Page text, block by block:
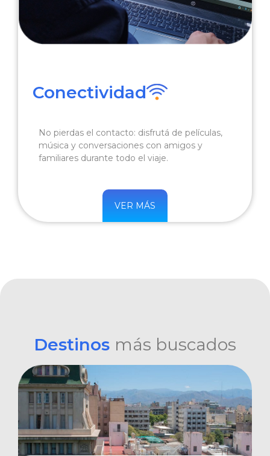
Conectividad
No pierdas el contacto: disfrutá de películas,
música y conversaciones con amigos y
familiares durante todo el viaje.
VER MÁS
Destinos más buscados